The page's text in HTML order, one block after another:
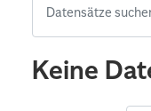
Keine